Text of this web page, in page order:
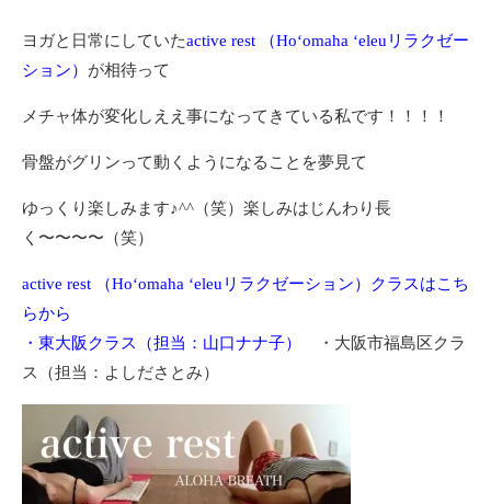
ヨガと日常にしていたactive rest （Hoʻomaha ʻeleuリラクゼー
ション） が相待って
メチャ体が変化しええ事になってきている私です！！！！
骨盤がグリンって動くようになることを夢見て
ゆっくり楽しみます♪^^（笑）楽しみはじんわり長
く〜〜〜〜（笑）
active rest （Hoʻomaha ʻeleuリラクゼーション） クラスはこち
らから
・東大阪クラス（担当：山口ナナ子）
・大阪市福島区クラ
ス（担当：よしださとみ）